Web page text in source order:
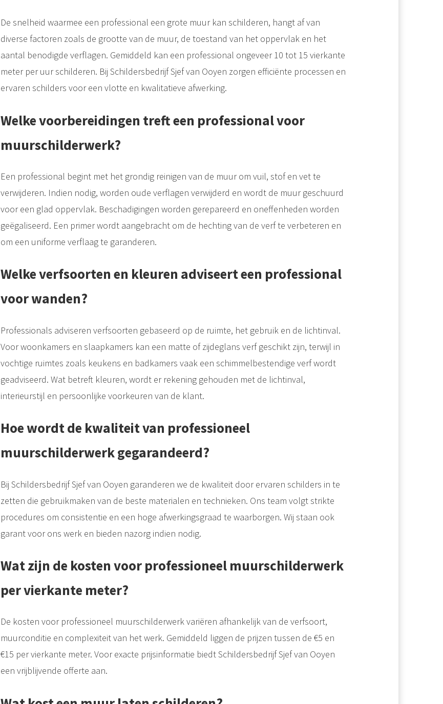
De snelheid waarmee een professional een grote muur kan schilderen, hangt af van
diverse factoren zoals de grootte van de muur, de toestand van het oppervlak en het
aantal benodigde verflagen. Gemiddeld kan een professional ongeveer 10 tot 15 vierkante
meter per uur schilderen. Bij Schildersbedrijf Sjef van Ooyen zorgen efficiënte processen en
ervaren schilders voor een vlotte en kwalitatieve afwerking.
Welke voorbereidingen treft een professional voor
muurschilderwerk?
Een professional begint met het grondig reinigen van de muur om vuil, stof en vet te
verwijderen. Indien nodig, worden oude verflagen verwijderd en wordt de muur geschuurd
voor een glad oppervlak. Beschadigingen worden gerepareerd en oneffenheden worden
geëgaliseerd. Een primer wordt aangebracht om de hechting van de verf te verbeteren en
om een uniforme verflaag te garanderen.
Welke verfsoorten en kleuren adviseert een professional
voor wanden?
Professionals adviseren verfsoorten gebaseerd op de ruimte, het gebruik en de lichtinval.
Voor woonkamers en slaapkamers kan een matte of zijdeglans verf geschikt zijn, terwijl in
vochtige ruimtes zoals keukens en badkamers vaak een schimmelbestendige verf wordt
geadviseerd. Wat betreft kleuren, wordt er rekening gehouden met de lichtinval,
interieurstijl en persoonlijke voorkeuren van de klant.
Hoe wordt de kwaliteit van professioneel
muurschilderwerk gegarandeerd?
Bij Schildersbedrijf Sjef van Ooyen garanderen we de kwaliteit door ervaren schilders in te
zetten die gebruikmaken van de beste materialen en technieken. Ons team volgt strikte
procedures om consistentie en een hoge afwerkingsgraad te waarborgen. Wij staan ook
garant voor ons werk en bieden nazorg indien nodig.
Wat zijn de kosten voor professioneel muurschilderwerk
per vierkante meter?
De kosten voor professioneel muurschilderwerk variëren afhankelijk van de verfsoort,
muurconditie en complexiteit van het werk. Gemiddeld liggen de prijzen tussen de €5 en
€15 per vierkante meter. Voor exacte prijsinformatie biedt Schildersbedrijf Sjef van Ooyen
een vrijblijvende offerte aan.